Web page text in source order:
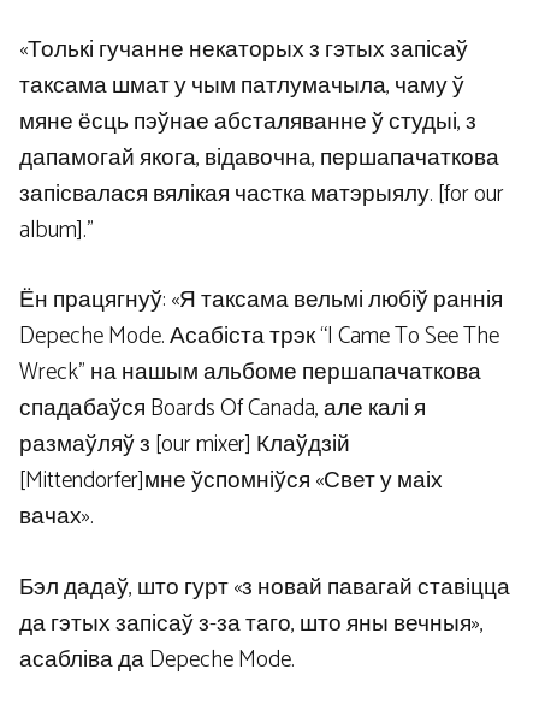
«Толькі гучанне некаторых з гэтых запісаў
таксама шмат у чым патлумачыла, чаму ў
мяне ёсць пэўнае абсталяванне ў студыі, з
дапамогай якога, відавочна, першапачаткова
запісвалася вялікая частка матэрыялу. [for our
album].”
Ён працягнуў: «Я таксама вельмі любіў раннія
Depeche Mode. Асабіста трэк “I Came To See The
Wreck” на нашым альбоме першапачаткова
спадабаўся Boards Of Canada, але калі я
размаўляў з [our mixer] Клаўдзій
[Mittendorfer]мне ўспомніўся «Свет у маіх
вачах».
Бэл дадаў, што гурт «з новай павагай ставіцца
да гэтых запісаў з-за таго, што яны вечныя»,
асабліва да Depeche Mode.